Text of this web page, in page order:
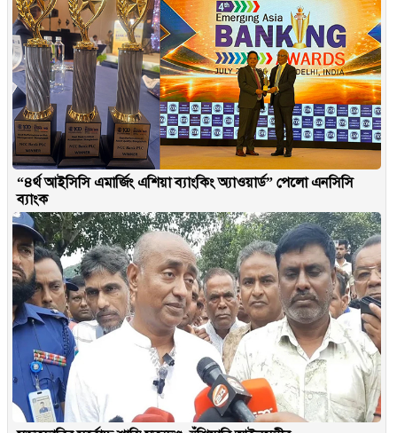
“৪র্থ আইসিসি এমার্জিং এশিয়া ব্যাংকিং অ্যাওয়ার্ড” পেলো এনসিসি
ব্যাংক